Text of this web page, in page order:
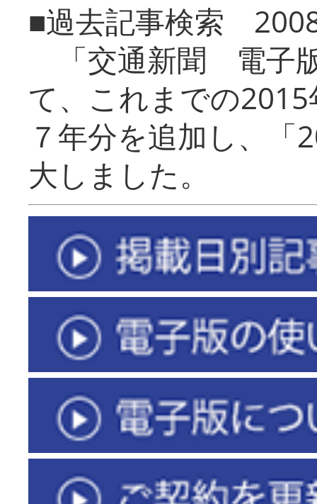
■過去記事検索
「交通新聞 電子
て、これまでの
７年分を追加し、「
大しまし